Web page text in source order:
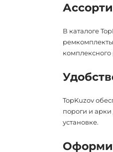
В каталоге
комплексного
TopKuzov
пороги и арки
установке.